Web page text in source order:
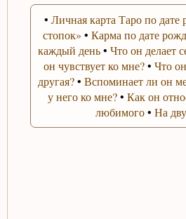
• Личная карта Таро по дате
стопок» • Карма по дате
каждый день• Что он делает
он чувствует ко мне?• Что
другая?• Вспоминает ли он
у него ко мне?• Как он
любимого• На